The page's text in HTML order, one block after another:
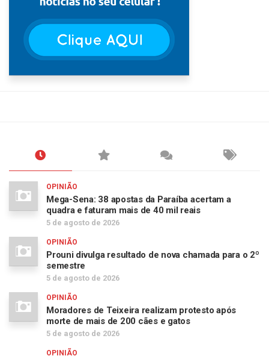
OPINIÃO
Mega-Sena: 38 apostas da Paraíba acertam a
quadra e faturam mais de 40 mil reais
5 de agosto de 2026
OPINIÃO
Prouni divulga resultado de nova chamada para o 2º
semestre
5 de agosto de 2026
OPINIÃO
Moradores de Teixeira realizam protesto após
morte de mais de 200 cães e gatos
5 de agosto de 2026
OPINIÃO